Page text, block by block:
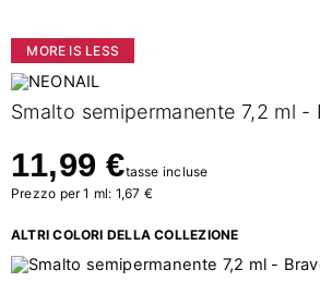
MORE IS LESS
Smalto semipermanente 7,2 ml -
11,99 €tasse incluse
Prezzo per 1 ml: 1,67 €
ALTRI COLORI DELLA COLLEZIONE